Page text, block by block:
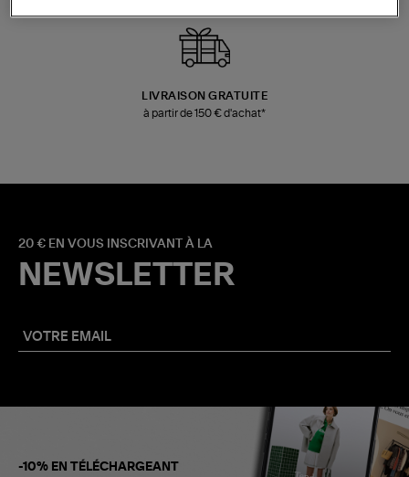
LIVRAISON GRATUITE
à partir de 150 € d'achat*
20 € EN VOUS INSCRIVANT À LA
NEWSLETTER
-10% EN TÉLÉCHARGEANT